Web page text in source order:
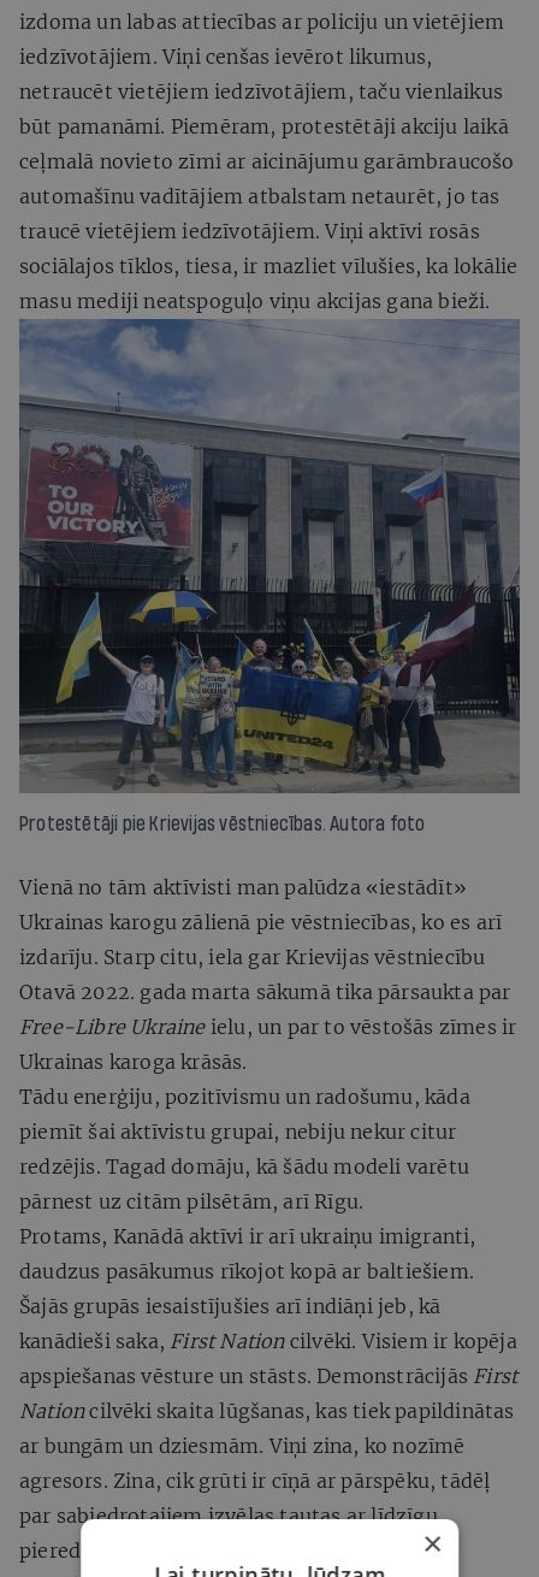
izdoma un labas attiecības ar policiju un vietējiem
iedzīvotājiem. Viņi cenšas ievērot likumus,
netraucēt vietējiem iedzīvotājiem, taču vienlaikus
būt pamanāmi. Piemēram, protestētāji akciju laikā
ceļmalā novieto zīmi ar aicinājumu garāmbraucošo
automašīnu vadītājiem atbalstam netaurēt, jo tas
traucē vietējiem iedzīvotājiem. Viņi aktīvi rosās
sociālajos tīklos, tiesa, ir mazliet vīlušies, ka lokālie
masu mediji neatspoguļo viņu akcijas gana bieži.
Protestētāji pie Krievijas vēstniecības. Autora foto
Vienā no tām aktīvisti man palūdza «iestādīt»
Ukrainas karogu zālienā pie vēstniecības, ko es arī
izdarīju. Starp citu, iela gar Krievijas vēstniecību
Otavā 2022. gada marta sākumā tika pārsaukta par
Free-Libre Ukraineielu, un par to vēstošās zīmes ir
Ukrainas karoga krāsās.
Tādu enerģiju, pozitīvismu un radošumu, kāda
piemīt šai aktīvistu grupai, nebiju nekur citur
redzējis. Tagad domāju, kā šādu modeli varētu
pārnest uz citām pilsētām, arī Rīgu.
Protams, Kanādā aktīvi ir arī ukraiņu imigranti,
daudzus pasākumus rīkojot kopā ar baltiešiem.
Šajās grupās iesaistījušies arī indiāņi jeb, kā
kanādieši saka, First Nationcilvēki. Visiem ir kopēja
apspiešanas vēsture un stāsts. Demonstrācijās First
Nationcilvēki skaita lūgšanas, kas tiek papildinātas
ar bungām un dziesmām. Viņi zina, ko nozīmē
agresors. Zina, cik grūti ir cīņā ar pārspēku, tādēļ
par sabiedrotajiem izvēlas tautas ar līdzīgu
pieredzi.
×